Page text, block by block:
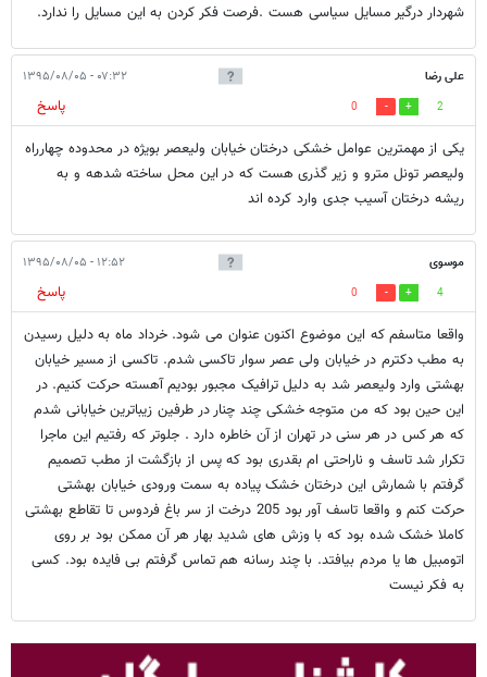
شهردار درگیر مسایل سیاسی هست .فرصت فکر کردن به این مسایل را ندارد.
علی رضا ۰۷:۳۲ - ۱۳۹۵/۰۸/۰۵
2
0
پاسخ
یکی از مهمترین عوامل خشکی درختان خیابان ولیعصر بویژه در محدوده چهارراه
ولیعصر تونل مترو و زیر گذری هست که در این محل ساخته شدهه و به
ریشه درختان آسیب جدی وارد کرده اند
موسوی ۱۲:۵۲ - ۱۳۹۵/۰۸/۰۵
4
0
پاسخ
واقعا متاسفم که این موضوع اکنون عنوان می شود. خرداد ماه به دلیل رسیدن
به مطب دکترم در خیابان ولی عصر سوار تاکسی شدم. تاکسی از مسیر خیابان
بهشتی وارد ولیعصر شد به دلیل ترافیک مجبور بودیم آهسته حرکت کنیم. در
این حین بود که من متوجه خشکی چند چنار در طرفین زیباترین خیابانی شدم
که هر کس در هر سنی در تهران از آن خاطره دارد . جلوتر که رفتیم این ماجرا
تکرار شد تاسف و ناراحتی ام بقدری بود که پس از بازگشت از مطب تصمیم
گرفتم با شمارش این درختان خشک پیاده به سمت ورودی خیابان بهشتی
حرکت کنم و واقعا تاسف آور بود 205 درخت از سر باغ فردوس تا تقاطع بهشتی
کاملا خشک شده بود که با وزش های شدید بهار هر آن ممکن بود بر روی
اتومبیل ها یا مردم بیافتد. با چند رسانه هم تماس گرفتم بی فایده بود. کسی
به فکر نیست